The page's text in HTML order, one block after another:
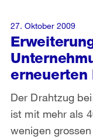
erneuerten
Der Drahtzug
ist mit mehr als
wenigen
27. Oktober 2009